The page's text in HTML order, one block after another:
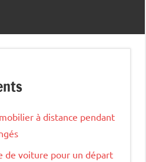
à distance pendant
de voiture pour un départ